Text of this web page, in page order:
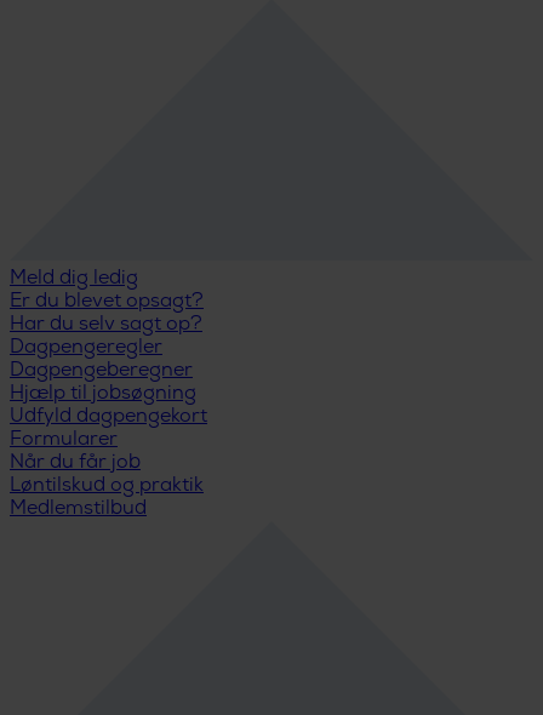
Meld dig ledig
Er du blevet opsagt?
Har du selv sagt op?
Dagpengeregler
Dagpengeberegner
Hjælp til jobsøgning
Udfyld dagpengekort
Formularer
Når du får job
Løntilskud og praktik
Medlemstilbud